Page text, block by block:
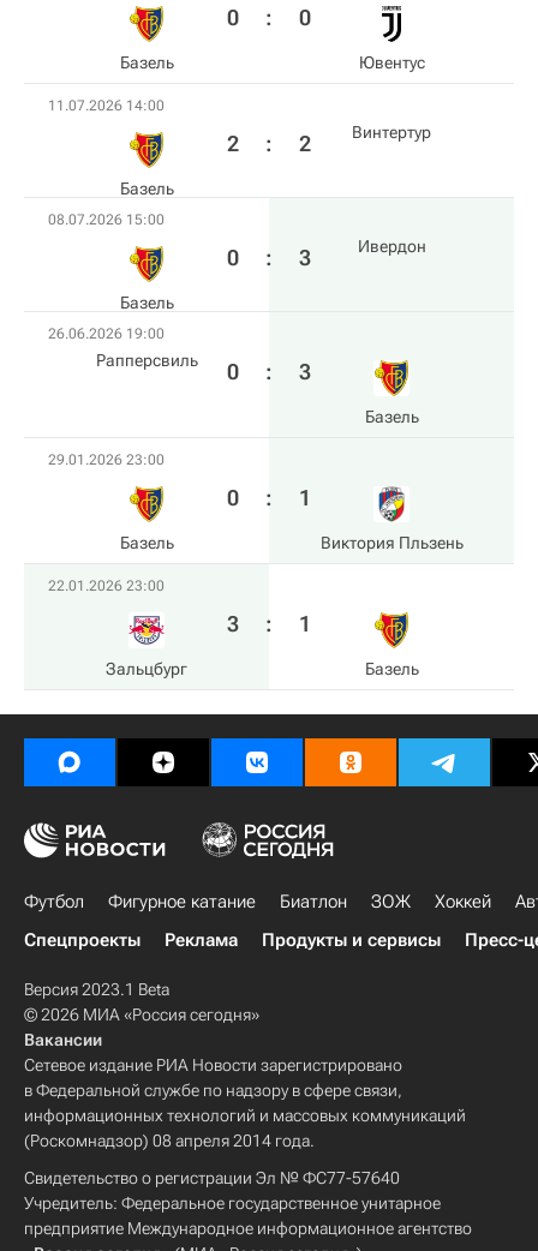
Базель
0 : 0
Ювентус
11.07.2026 14:00
Базель
2 : 2 Винтертур
08.07.2026 15:00
Базель
0 : 3 Ивердон
26.06.2026 19:00
Рапперсвиль 0 : 3
Базель
29.01.2026 23:00
Базель
0 : 1
Виктория Пльзень
22.01.2026 23:00
Зальцбург
3 : 1
Базель
Футбол Фигурное катание Биатлон ЗОЖ Хоккей
Спецпроекты
Реклама Продукты и сервисы Пресс-
Версия 2023.1 Beta
© 2026 МИА «Россия сегодня»
Вакансии
Сетевое издание РИА Новости зарегистрировано
в Федеральной службе по надзору в сфере связи,
информационных технологий и массовых коммуникаций
(Роскомнадзор) 08 апреля 2014 года.
Свидетельство о регистрации Эл № ФС77-57640
Учредитель: Федеральное государственное унитарное
предприятие Международное информационное агентство